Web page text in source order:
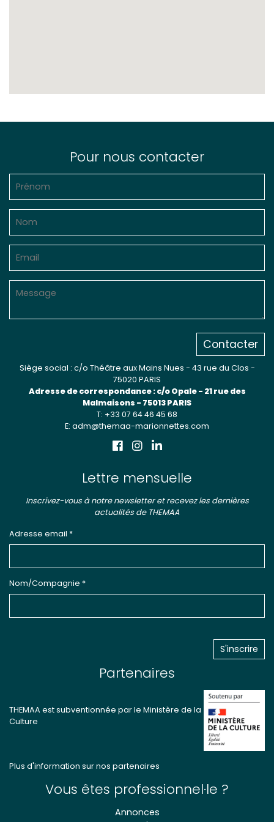
Pour nous contacter
Contacter
Siège social : c/o Théâtre aux Mains Nues - 43 rue du Clos -
75020 PARIS
Adresse de correspondance : c/o Opale - 21 rue des
Malmaisons - 75013 PARIS
T: +33 07 64 46 45 68
E: adm@themaa-marionnettes.com
Lettre mensuelle
Inscrivez-vous à notre newsletter et recevez les dernières
actualités de THEMAA
Adresse email *
Nom/Compagnie *
Partenaires
THEMAA est subventionnée par le Ministère de la
Culture
Plus d'information sur nos partenaires
Vous êtes professionnel·le ?
Annonces